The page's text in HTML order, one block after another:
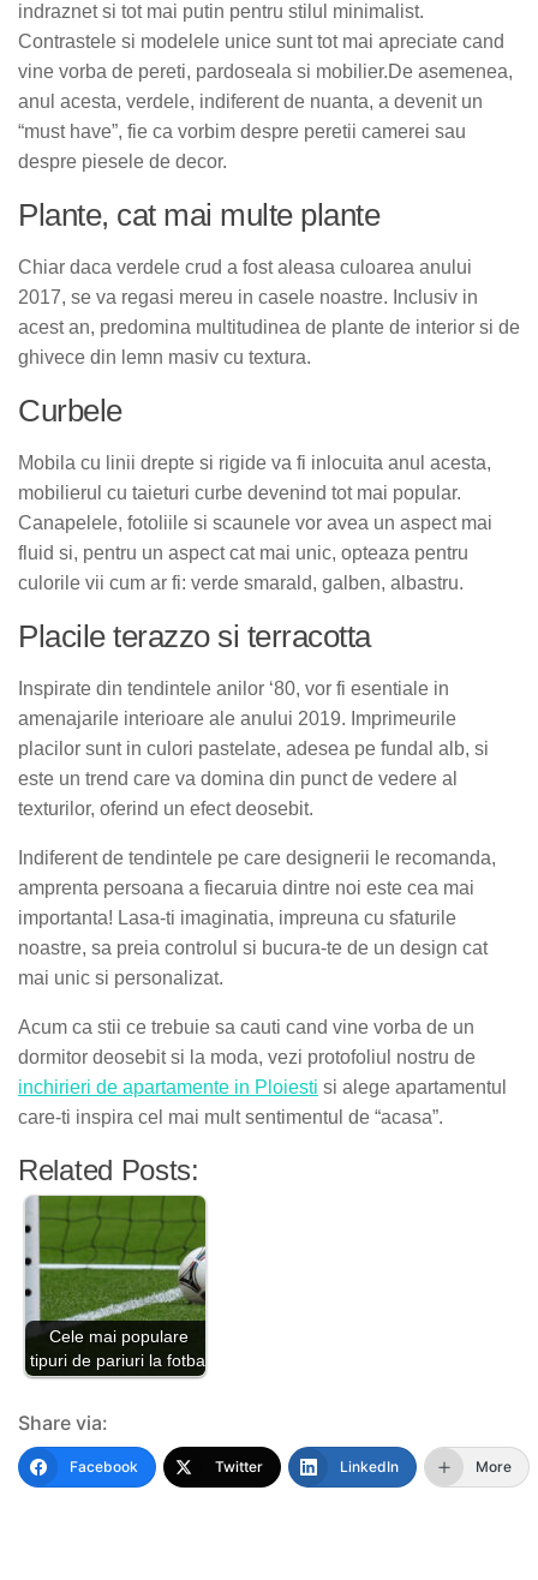
indraznet si tot mai putin pentru stilul minimalist.
Contrastele si modelele unice sunt tot mai apreciate cand
vine vorba de pereti, pardoseala si mobilier.De asemenea,
anul acesta, verdele, indiferent de nuanta, a devenit un
“must have”, fie ca vorbim despre peretii camerei sau
despre piesele de decor.
Plante, cat mai multe plante
Chiar daca verdele crud a fost aleasa culoarea anului
2017, se va regasi mereu in casele noastre. Inclusiv in
acest an, predomina multitudinea de plante de interior si de
ghivece din lemn masiv cu textura.
Curbele
Mobila cu linii drepte si rigide va fi inlocuita anul acesta,
mobilierul cu taieturi curbe devenind tot mai popular.
Canapelele, fotoliile si scaunele vor avea un aspect mai
fluid si, pentru un aspect cat mai unic, opteaza pentru
culorile vii cum ar fi: verde smarald, galben, albastru.
Placile terazzo si terracotta
Inspirate din tendintele anilor ‘80, vor fi esentiale in
amenajarile interioare ale anului 2019. Imprimeurile
placilor sunt in culori pastelate, adesea pe fundal alb, si
este un trend care va domina din punct de vedere al
texturilor, oferind un efect deosebit.
Indiferent de tendintele pe care designerii le recomanda,
amprenta persoana a fiecaruia dintre noi este cea mai
importanta! Lasa-ti imaginatia, impreuna cu sfaturile
noastre, sa preia controlul si bucura-te de un design cat
mai unic si personalizat.
Acum ca stii ce trebuie sa cauti cand vine vorba de un
dormitor deosebit si la moda, vezi protofoliul nostru de
inchirieri de apartamente in Ploiesti si alege apartamentul
care-ti inspira cel mai mult sentimentul de “acasa”.
Related Posts:
Cele mai populare
tipuri de pariuri la fotbal
Share via:
Facebook Twitter LinkedIn More